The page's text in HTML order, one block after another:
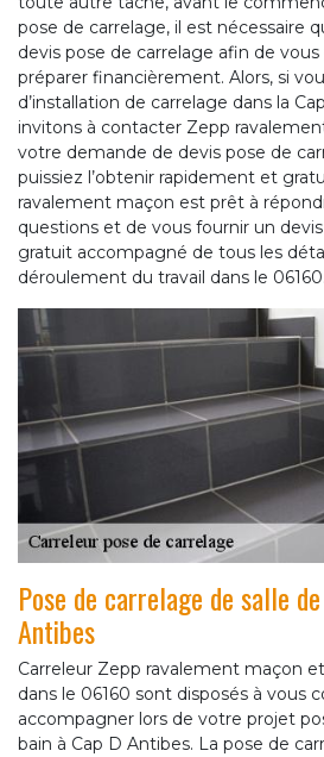
pose de carrelage, il est nécessaire
devis pose de carrelage afin de
préparer financièrement. Alors, si
d’installation de carrelage dans la
invitons à contacter Zepp
votre demande de devis pose de
puissiez l’obtenir rapidement et
ravalement maçon est prêt à
questions et de vous fournir un
gratuit accompagné de tous les
déroulement du travail dans le 06160.
Pose de carrelage de salle
Antibes
Carreleur Zepp ravalement maçon
dans le 06160 sont disposés à vous
accompagner lors de votre projet
bain à Cap D Antibes. La pose de